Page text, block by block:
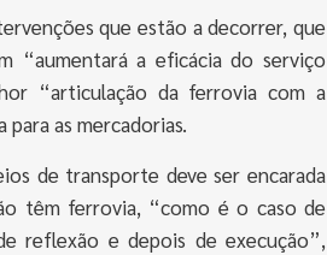
que estão a decorrer, que
“aumentará a eficácia do serviço
“articulação da ferrovia com a
as mercadorias.
de transporte deve ser encarada
têm ferrovia, “como é o caso de
reflexão e depois de execução”,